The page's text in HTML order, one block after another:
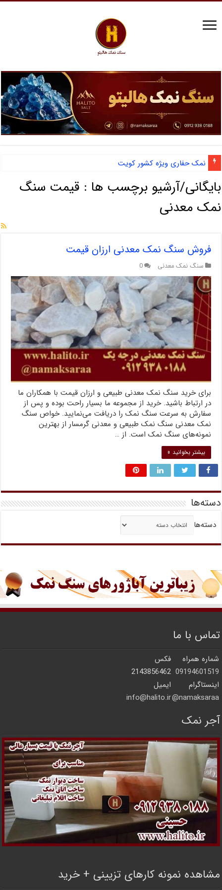
نمک حفاری ویژه کشور کویت
بایگانی/آرشیو برچسب ها : قیمت سنگ
نمک معدنی
فروش سنگ نمک معدنی ارزان قیمت
سنگ نمک معدنی 0
برای خرید سنگ نمک معدنی طبیعی و ارزان قیمت با همکاران ما
در ارتباط باشید. خرید از مجموعه ما بسیار راحت بوده و پس از
سفارش به سرعت سنگ نمک را دریافت می‌نمایید. خواص سنگ
نمک معدنی سنگ نمک طبیعی و معدنی گرمسار از بهترین
نمونه‌های سنگ نمک است. از …
بیشتر بخوانید »
دسته‌ها
دسته‌ها
تماس با ما
شماره همراه
فکس
09194601519
2143856462
اینستاگرام
ایمیل
namaksaraa@
info@halito.ir
آجر نمک
مشاهده نمونه کارهای تزیینی + خرید